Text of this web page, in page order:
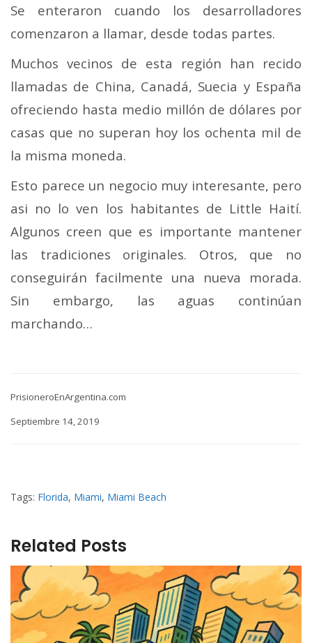
Se enteraron cuando los desarrolladores
comenzaron a llamar, desde todas partes.
Muchos vecinos de esta región han recido
llamadas de China, Canadá, Suecia y España
ofreciendo hasta medio millón de dólares por
casas que no superan hoy los ochenta mil de
la misma moneda.
Esto parece un negocio muy interesante, pero
asi no lo ven los habitantes de Little Haití.
Algunos creen que es importante mantener
las tradiciones originales. Otros, que no
conseguirán facilmente una nueva morada.
Sin embargo, las aguas continúan
marchando…
PrisioneroEnArgentina.com
Septiembre 14, 2019
Tags: Florida, Miami, Miami Beach
Related Posts